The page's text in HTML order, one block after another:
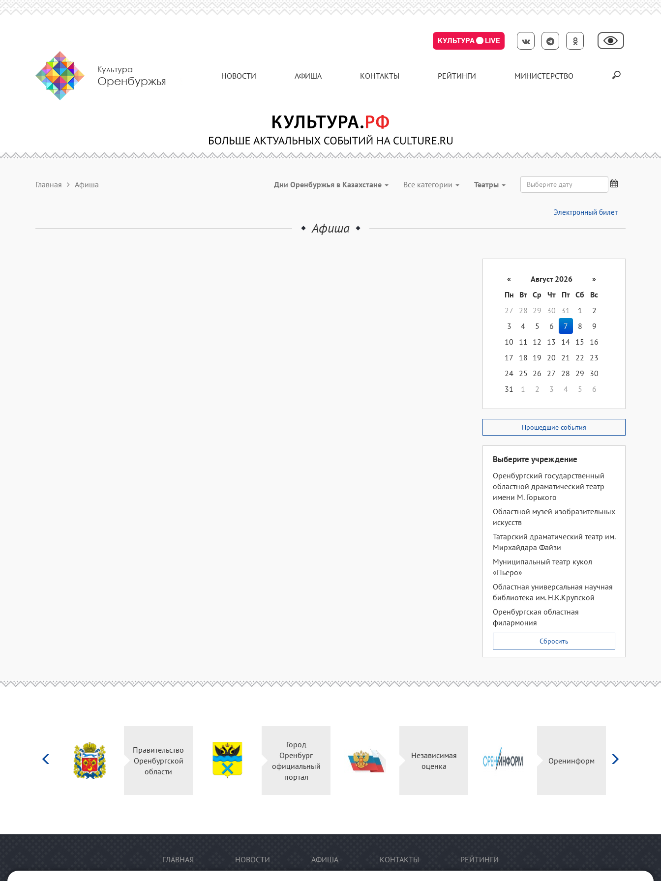
КУЛЬТУРА LIVE
Культура
Оренбуржья НОВОСТИ АФИША КОНТАКТЫ РЕЙТИНГИ МИНИСТЕРСТВО
Главная Афиша Дни Оренбуржья в Казахстане Все категории Театры
Электронный билет
Афиша
« Август 2026
»
Пн
Вт Ср Чт Пт Сб
Вс
27
28 29 30 31 1
2
3
4 5 6 7 8
9
10
11 12 13 14 15
16
17
18 19 20 21 22
23
24 25 26 27 28 29
30
31
1 2 3 4 5 6
Прошедшие события
Выберите учреждение
Оренбургский государственный
областной драматический театр
имени М. Горького
Областной музей изобразительных
искусств
Татарский драматический театр им.
Мирхайдара Файзи
Муниципальный театр кукол
«Пьеро»
Областная универсальная научная
библиотека им. Н.К.Крупской
Оренбургская областная
филармония
Сбросить
Правительство
Оренбургской
области
Город
Оренбург
официальный
портал
Независимая
оценка
Оренинформ
ГЛАВНАЯ НОВОСТИ АФИША КОНТАКТЫ РЕЙТИНГИ